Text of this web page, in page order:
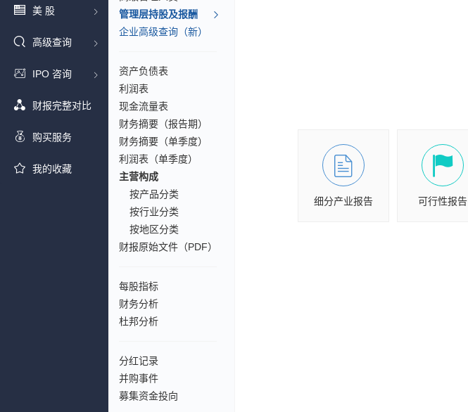
美 股
高级查询
IPO 咨询
财报完整对比
购买服务
我的收藏
管理层持股及报酬
企业高级查询（新）
资产负债表
利润表
现金流量表
财务摘要（报告期）
财务摘要（单季度）
利润表（单季度）
主营构成
按产品分类
按行业分类
按地区分类
财报原始文件（PDF）
每股指标
财务分析
杜邦分析
分红记录
并购事件
募集资金投向
细分产业报告 可行性报告